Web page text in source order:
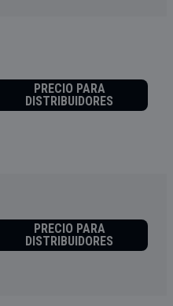
PRECIO PARA
DISTRIBUIDORES
PRECIO PARA
DISTRIBUIDORES